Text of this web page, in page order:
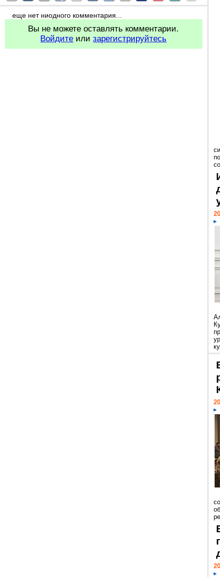
еще нет ниодного комментария...
Вы не можете оставлять комментарии.
Войдите илизарегистрируйтесь